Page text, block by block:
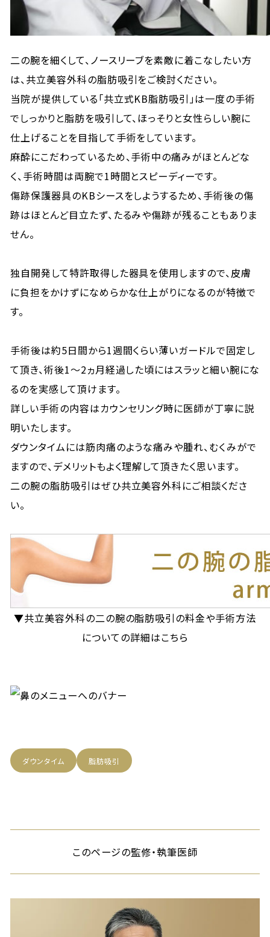
二の腕を細くして、ノースリーブを素敵に着こなしたい方
は、共立美容外科の脂肪吸引をご検討ください。
当院が提供している「共立式KB脂肪吸引」は一度の手術
でしっかりと脂肪を吸引して、ほっそりと女性らしい腕に
仕上げることを目指して手術をしています。
麻酔にこだわっているため、手術中の痛みがほとんどな
く、手術時間は両腕で1時間とスピーディーです。
傷跡保護器具のKBシースをしようするため、手術後の傷
跡はほとんど目立たず、たるみや傷跡が残ることもありま
せん。
独自開発して特許取得した器具を使用しますので、皮膚
に負担をかけずになめらかな仕上がりになるのが特徴で
す。
手術後は約5日間から1週間くらい薄いガードルで固定し
て頂き、術後1～2ヵ月経過した頃にはスラッと細い腕にな
るのを実感して頂けます。
詳しい手術の内容はカウンセリング時に医師が丁寧に説
明いたします。
ダウンタイムには筋肉痛のような痛みや腫れ、むくみがで
ますので、デメリットもよく理解して頂きたく思います。
二の腕の脂肪吸引はぜひ共立美容外科にご相談くださ
い。
▼共立美容外科の二の腕の脂肪吸引の料金や手術方法
についての詳細はこちら
ダウンタイム 脂肪吸引
このページの監修・執筆医師